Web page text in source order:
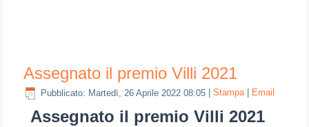
Assegnato il premio Villi 2021
Pubblicato: Martedì, 26 Aprile 2022 08:05 |Stampa Email
Assegnato il premio Villi 2021